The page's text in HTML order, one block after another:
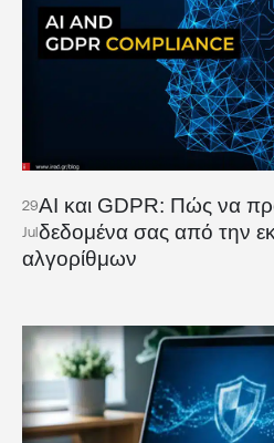
29
Jul
AI και GDPR: Πώς να
δεδομένα σας από την
αλγορίθμων